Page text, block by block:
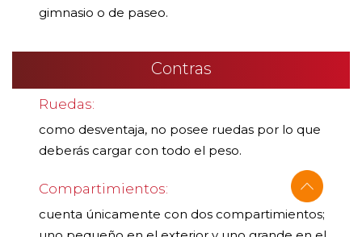
gimnasio o de paseo.
Contras
Ruedas:
como desventaja, no posee ruedas por lo que
deberás cargar con todo el peso.
Compartimientos:
cuenta únicamente con dos compartimientos;